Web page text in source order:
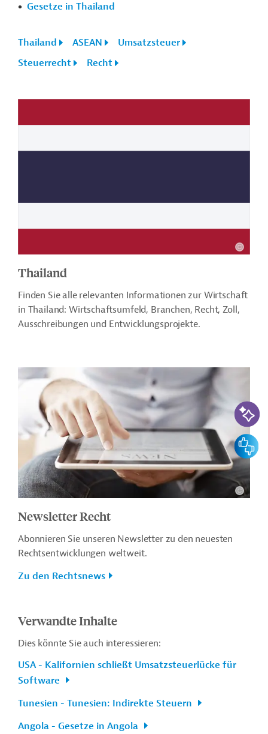
Gesetze in Thailand
Thailand ASEAN
Umsatzsteuer
Steuerrecht
Recht
Thailand
Finden Sie alle relevanten Informationen zur Wirtschaft
in Thailand: Wirtschaftsumfeld, Branchen, Recht, Zoll,
Ausschreibungen und Entwicklungsprojekte.
Newsletter Recht
Abonnieren Sie unseren Newsletter zu den neuesten
Rechtsentwicklungen weltweit.
Zu den Rechtsnews
Verwandte Inhalte
Dies könnte Sie auch interessieren:
USA - Kalifornien schließt Umsatzsteuerlücke für
Software
Tunesien - Tunesien: Indirekte Steuern
Angola - Gesetze in Angola
KI-